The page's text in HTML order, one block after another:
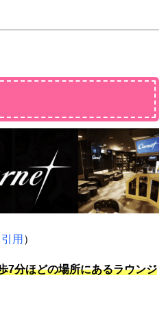
引用 ）
7分ほどの場所にあるラウンジ